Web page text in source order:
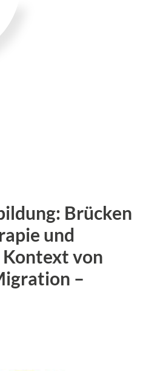
Brücken
und
von
–